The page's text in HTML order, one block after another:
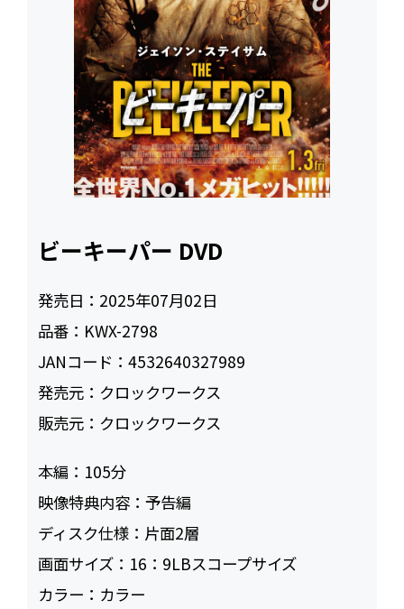
ビーキーパー DVD
発売日： 2025年07月02日
品番： KWX-2798
JANコード：4532640327989
発売元： クロックワークス
販売元： クロックワークス
本編： 105
映像特典内容：予告編
ディスク仕様： 片面2層
画面サイズ： 16：9LBスコープサイズ
カラー： カラー